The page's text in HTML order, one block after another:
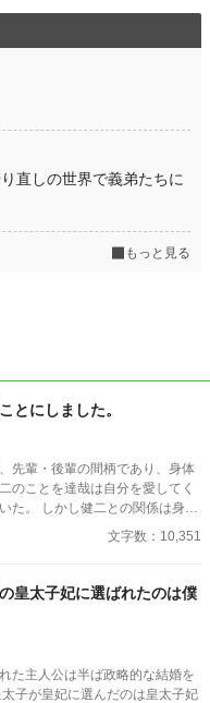
直しの世界で義弟たちに
もっと見る
とにしました。
先輩・後輩の間柄であり、身体
のことを達哉は自分を愛してく
た。 しかし健二との関係は身体
疑問に思っていた日、健二が結
哉のことを愛してはいなかった
文字数：10,351
皇太子妃に選ばれたのは僕
た主人公は半ば政略的な結婚を
子が皇妃に選んだのは皇太子妃